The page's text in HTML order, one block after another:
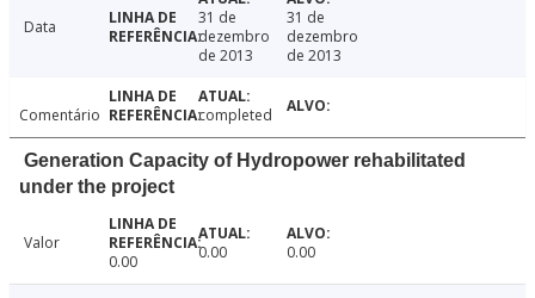
Data
31 de
dezembro
de 2013
31 de
dezembro
de 2013
Comentário completed
Generation Capacity of Hydropower rehabilitated
under the project
Valor
0.00
0.00 0.00